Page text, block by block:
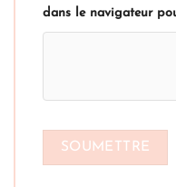
dans le navigateur